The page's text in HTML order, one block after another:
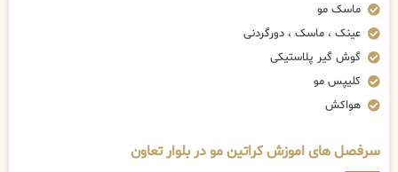
ماسک مو
عینک ، ماسک ، دورگردنی
گوش گیر پلاستیکی
کلیپس مو
هواکش
سرفصل های اموزش کراتین مو در بلوار تعاون